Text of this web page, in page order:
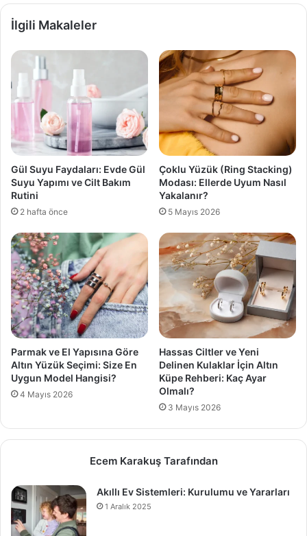
İlgili Makaleler
Gül Suyu Faydaları: Evde Gül
Suyu Yapımı ve Cilt Bakım
Rutini
2 hafta önce
Çoklu Yüzük (Ring Stacking)
Modası: Ellerde Uyum Nasıl
Yakalanır?
5 Mayıs 2026
Parmak ve El Yapısına Göre
Altın Yüzük Seçimi: Size En
Uygun Model Hangisi?
4 Mayıs 2026
Hassas Ciltler ve Yeni
Delinen Kulaklar İçin Altın
Küpe Rehberi: Kaç Ayar
Olmalı?
3 Mayıs 2026
Ecem Karakuş Tarafından
Akıllı Ev Sistemleri: Kurulumu ve Yararları
1 Aralık 2025